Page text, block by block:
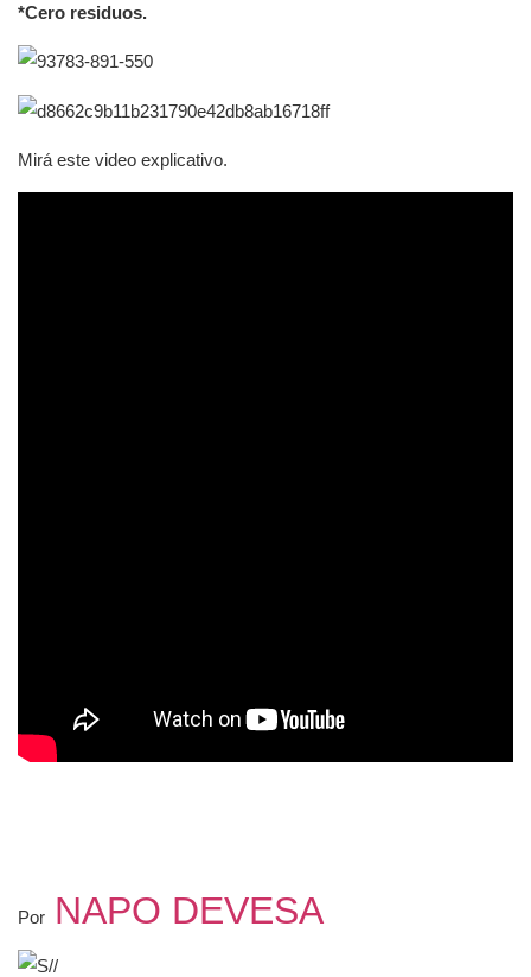
*Cero residuos.
Mirá este video explicativo.
Por NAPO DEVESA